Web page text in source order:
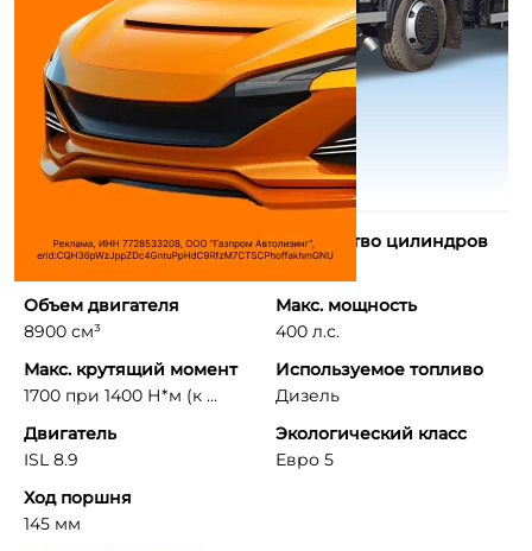
Тип двигателя
4-тактный дизель ...
Количество цилиндров
6
Объем двигателя
8900 см³
Макс. мощность
400 л.с.
Макс. крутящий момент
1700 при 1400 Н*м (к ...
Используемое топливо
Дизель
Двигатель
ISL 8.9
Экологический класс
Евро 5
Ход поршня
145 мм